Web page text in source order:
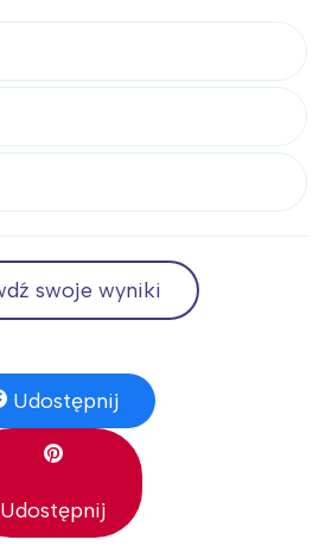
swoje wyniki
Udostępnij
Udostępnij